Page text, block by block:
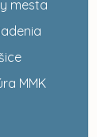
mesta
MMK